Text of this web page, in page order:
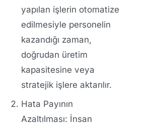
yapılan işlerin otomatize
edilmesiyle personelin
kazandığı zaman,
doğrudan üretim
kapasitesine veya
stratejik işlere aktarılır.
Hata Payının
Azaltılması: İnsan